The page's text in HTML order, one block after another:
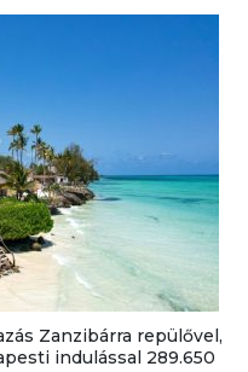
Zanzibárra repülővel,
indulással 289.650